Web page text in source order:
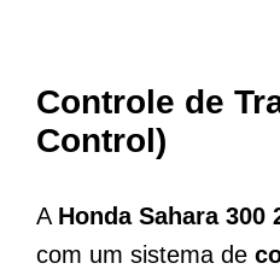
Controle de
Control)
A Honda Sahara 300
com um sistema de